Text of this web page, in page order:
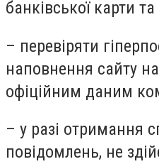
банківської карти
– перевіряти
наповнення сайту на
офіційним даним
– у разі отримання
повідомлень, не